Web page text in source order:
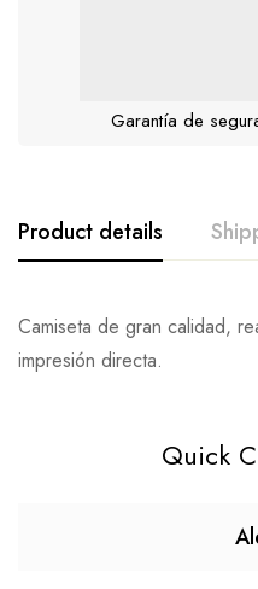
Garantía de
Product details
Camiseta de gran calidad,
impresión directa.
Quick